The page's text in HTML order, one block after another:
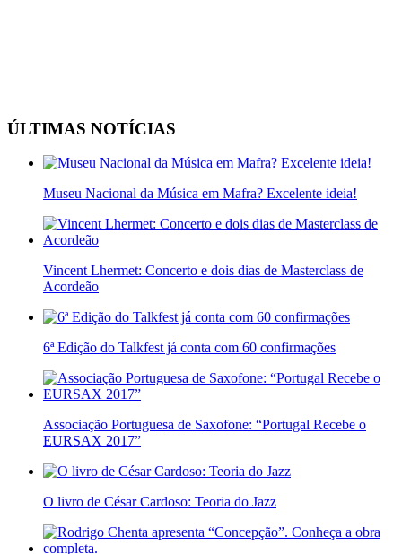
ÚLTIMAS NOTÍCIAS
Museu Nacional da Música em Mafra? Excelente ideia!
Vincent Lhermet: Concerto e dois dias de Masterclass de
Acordeão
6ª Edição do Talkfest já conta com 60 confirmações
Associação Portuguesa de Saxofone: “Portugal Recebe o
EURSAX 2017”
O livro de César Cardoso: Teoria do Jazz